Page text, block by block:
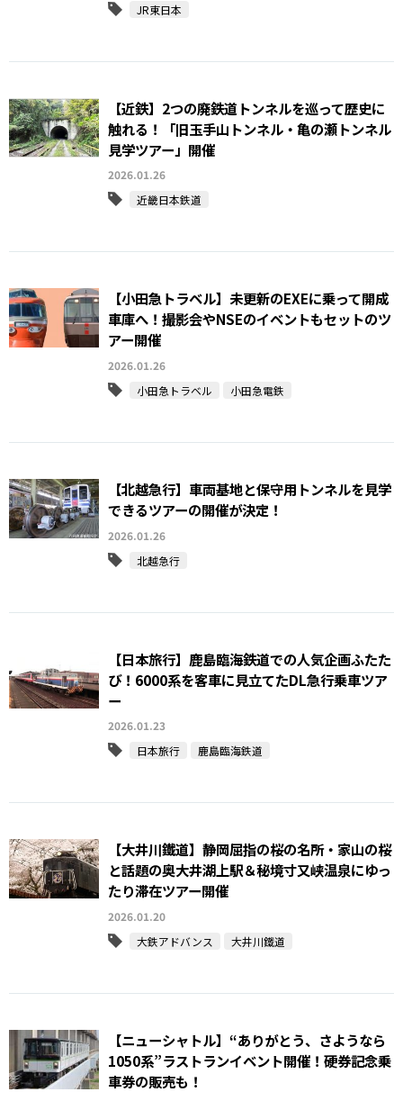
JR東日本
【近鉄】2つの廃鉄道トンネルを巡って歴史に
触れる！「旧玉手山トンネル・亀の瀬トンネル
見学ツアー」開催
2026.01.26
近畿日本鉄道
【小田急トラベル】未更新のEXEに乗って開成
車庫へ！撮影会やNSEのイベントもセットのツ
アー開催
2026.01.26
小田急トラベル
小田急電鉄
【北越急行】車両基地と保守用トンネルを見学
できるツアーの開催が決定！
2026.01.26
北越急行
【日本旅行】鹿島臨海鉄道での人気企画ふたた
び！6000系を客車に見立てたDL急行乗車ツア
ー
2026.01.23
日本旅行
鹿島臨海鉄道
【大井川鐵道】静岡屈指の桜の名所・家山の桜
と話題の奥大井湖上駅＆秘境寸又峡温泉にゆっ
たり滞在ツアー開催
2026.01.20
大鉄アドバンス
大井川鐵道
【ニューシャトル】“ありがとう、さようなら
1050系”ラストランイベント開催！硬券記念乗
車券の販売も！